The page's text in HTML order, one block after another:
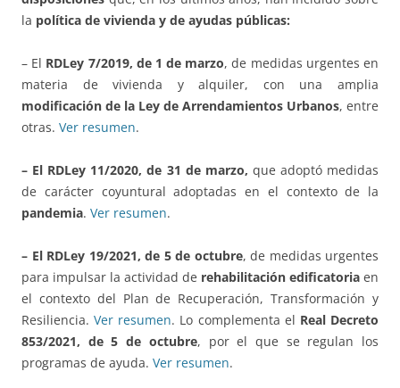
la política de vivienda y de ayudas públicas:
– El RDLey 7/2019, de 1 de marzo, de medidas urgentes en
materia de vivienda y alquiler, con una amplia
modificación de la Ley de Arrendamientos Urbanos, entre
otras. Ver resumen.
– El RDLey 11/2020, de 31 de marzo, que adoptó medidas
de carácter coyuntural adoptadas en el contexto de la
pandemia. Ver resumen.
– El RDLey 19/2021, de 5 de octubre, de medidas urgentes
para impulsar la actividad de rehabilitación edificatoria en
el contexto del Plan de Recuperación, Transformación y
Resiliencia.Ver resumen. Lo complementa el Real Decreto
853/2021, de 5 de octubre, por el que se regulan los
programas de ayuda. Ver resumen.